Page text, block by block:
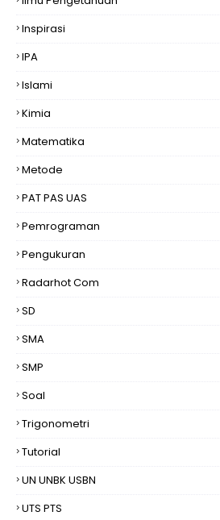
Inspirasi
IPA
Islami
Kimia
Matematika
Metode
PAT PAS UAS
Pemrograman
Pengukuran
Radarhot Com
SD
SMA
SMP
Soal
Trigonometri
Tutorial
UN UNBK USBN
UTS PTS